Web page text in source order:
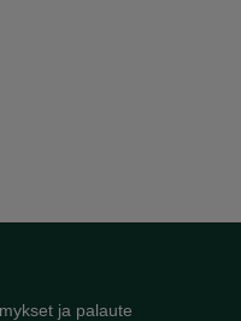
ja palaute